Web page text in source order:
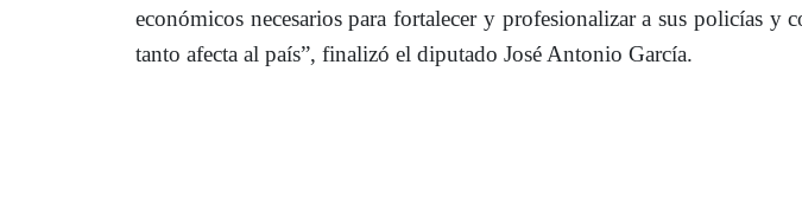
económicos necesariospara fortalecer y profesionalizar a sus policías y
tanto afecta al país”, finalizó el diputado José Antonio García.